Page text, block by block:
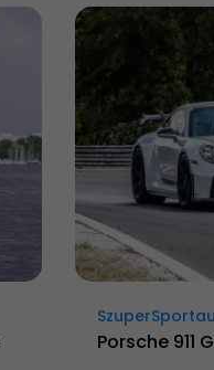
Porsche 911